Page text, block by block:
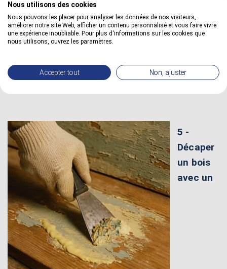
Dégraisser avec undégraissant bois
autre très bonne alternative pour nettoyer une surface qui
est trop sale. Il est conseillé d'utiliser une éponge ou un
chiffon imprégné de dégraissant. Il permet d'éliminer toutes
d'obtenir un support apte à être traité par une huile.
5 -
Décaper
un bois
avec un
Nous utilisons des cookies
Nous pouvons les placer pour analyser les données de nos visiteurs,
améliorer notre site Web, afficher un contenu personnalisé et vous faire vivre
une expérience inoubliable. Pour plus d'informations sur les cookies que
nous utilisons, ouvrez les paramètres.
Accepter tout Non, ajuster